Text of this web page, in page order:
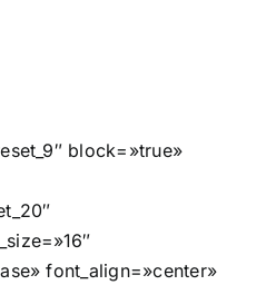
block=»true»
font_align=»center»